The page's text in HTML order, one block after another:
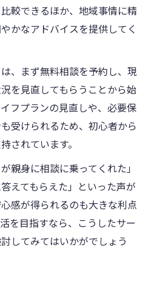
較できるほか、地域事情に精
かなアドバイスを提供してく
、まず無料相談を予約し、現
を見直してもらうことから始
フプランの見直しや、必要保
受けられるため、初心者から
されています。
親身に相談に乗ってくれた」
えてもらえた」といった声が
感が得られるのも大きな利点
を目指すなら、こうしたサー
してみてはいかがでしょう